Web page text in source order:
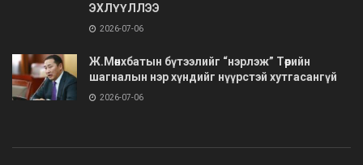
ЭХЛҮҮЛЛЭЭ
2026-07-06
Ж.Мөнхбатын бүтээлийг “нэрлэж” Төрийн
шагналын нэр хүндийг нүүрстэй хутгасангүй
2026-07-06